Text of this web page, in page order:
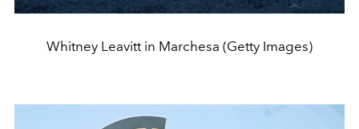
Whitney Leavitt in Marchesa (Getty Images)